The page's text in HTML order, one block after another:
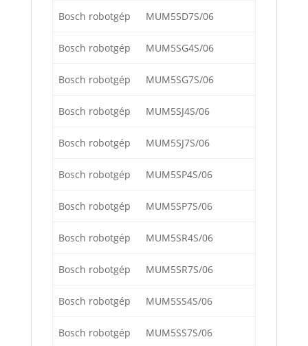
Bosch robotgép MUM5SD7S/06
Bosch robotgép MUM5SG4S/06
Bosch robotgép MUM5SG7S/06
Bosch robotgép MUM5SJ4S/06
Bosch robotgép MUM5SJ7S/06
Bosch robotgép MUM5SP4S/06
Bosch robotgép MUM5SP7S/06
Bosch robotgép MUM5SR4S/06
Bosch robotgép MUM5SR7S/06
Bosch robotgép MUM5SS4S/06
Bosch robotgép MUM5SS7S/06